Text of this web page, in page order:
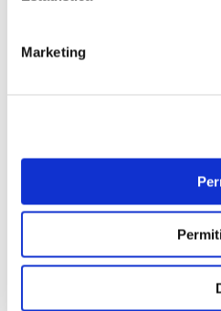
Marketing
PREFABRICACIÓN
PREFABRICADAS
PREFABRICADAS LIFESTYLE,
PREFABRICADAS LOW‑COST,
PREFABRICADAS PRECIO
PREFABRICADO HORMIGÓN